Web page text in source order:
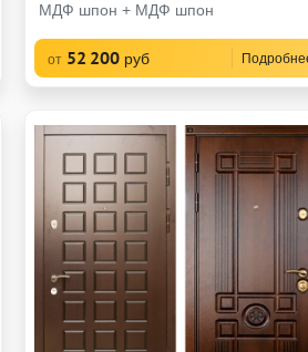
МДФ шпон + МДФ шпон
от 52 200 руб